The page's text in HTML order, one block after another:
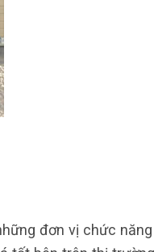
đơn vị chức năng